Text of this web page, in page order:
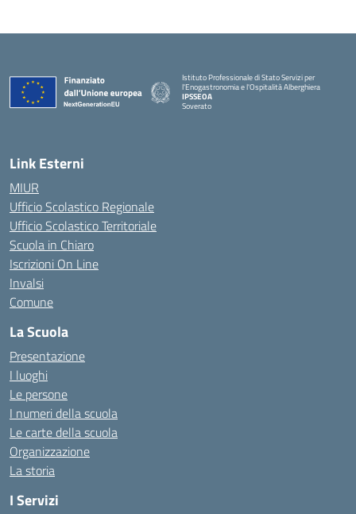
Istituto Professionale di Stato Servizi per
l'Enogastronomia e l'Ospitalità Alberghiera
IPSSEOA
Soverato
Link Esterni
MIUR
Ufficio Scolastico Regionale
Ufficio Scolastico Territoriale
Scuola in Chiaro
Iscrizioni On Line
Invalsi
Comune
La Scuola
Presentazione
I luoghi
Le persone
I numeri della scuola
Le carte della scuola
Organizzazione
La storia
I Servizi